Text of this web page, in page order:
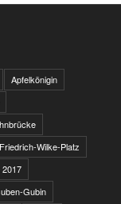
Apfelkönigin
Friedrich-Wilke-Platz
Gubin